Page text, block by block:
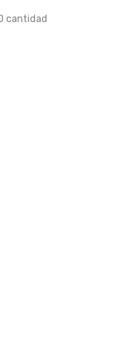
cantidad